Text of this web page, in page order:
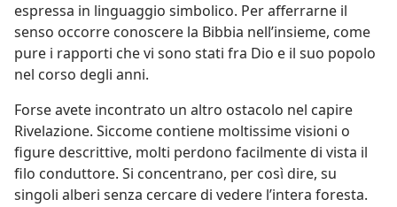
espressa in linguaggio simbolico. Per afferrarne il
senso occorre conoscere la Bibbia nell’insieme, come
pure i rapporti che vi sono stati fra Dio e il suo popolo
nel corso degli anni.
Forse avete incontrato un altro ostacolo nel capire
Rivelazione. Siccome contiene moltissime visioni o
figure descrittive, molti perdono facilmente di vista il
filo conduttore. Si concentrano, per così dire, su
singoli alberi senza cercare di vedere l’intera foresta.